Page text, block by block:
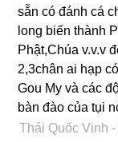
sẵn có đánh cá
long biến thành
Phật,Chúa v.v.v
2,3chân ai hạp
Gou My và các
bàn đào của tụi
Thái Quốc Vinh -